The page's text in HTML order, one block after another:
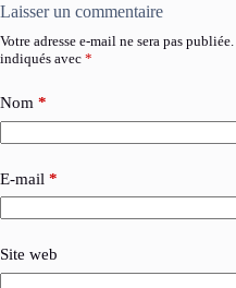
Laisser un commentaire
Votre adresse e-mail ne sera pas publiée.
indiqués avec *
Nom *
E-mail *
Site web